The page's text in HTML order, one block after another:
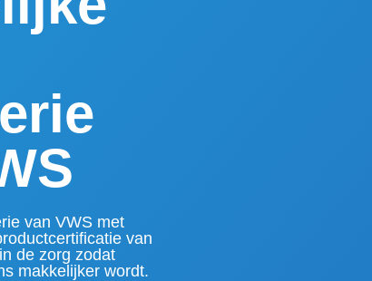
van VWS met
van
de zorg zodat
makkelijker wordt.